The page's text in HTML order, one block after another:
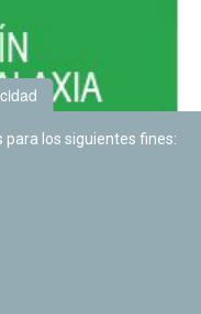
los siguientes fines: